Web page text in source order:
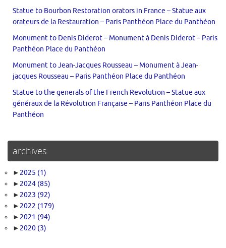
Statue to Bourbon Restoration orators in France – Statue aux
orateurs de la Restauration – Paris Panthéon Place du Panthéon
Monument to Denis Diderot – Monument à Denis Diderot – Paris
Panthéon Place du Panthéon
Monument to Jean-Jacques Rousseau – Monument à Jean-
jacques Rousseau – Paris Panthéon Place du Panthéon
Statue to the generals of the French Revolution – Statue aux
généraux de la Révolution Française – Paris Panthéon Place du
Panthéon
archives
► 2025 (1)
► 2024 (85)
► 2023 (92)
► 2022 (179)
► 2021 (94)
► 2020 (3)